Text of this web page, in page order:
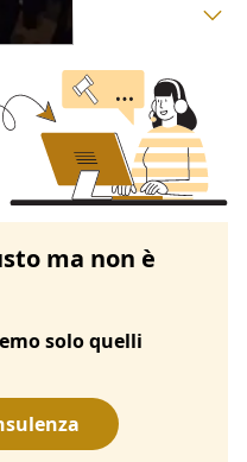
ma non è
solo quelli